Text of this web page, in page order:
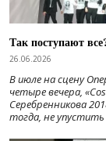
Так поступают
26.06.2026
В июле на сцену
четыре вечера,
Серебренникова
тогда, не